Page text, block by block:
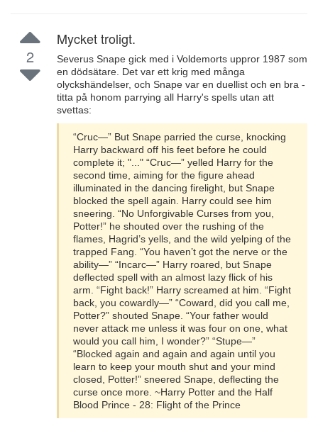
2
Mycket troligt.
Severus Snape gick med i Voldemorts uppror 1987 som
en dödsätare. Det var ett krig med många
olyckshändelser, och Snape var en duellist och en bra -
titta på honom parrying all Harry's spells utan att
svettas:
“Cruc—” But Snape parried the curse, knocking
Harry backward off his feet before he could
complete it; "..." “Cruc—” yelled Harry for the
second time, aiming for the figure ahead
illuminated in the dancing firelight, but Snape
blocked the spell again. Harry could see him
sneering. “No Unforgivable Curses from you,
Potter!” he shouted over the rushing of the
flames, Hagrid’s yells, and the wild yelping of the
trapped Fang. “You haven’t got the nerve or the
ability—” “Incarc—” Harry roared, but Snape
deflected spell with an almost lazy flick of his
arm. “Fight back!” Harry screamed at him. “Fight
back, you cowardly—” “Coward, did you call me,
Potter?” shouted Snape. “Your father would
never attack me unless it was four on one, what
would you call him, I wonder?” “Stupe—”
“Blocked again and again and again until you
learn to keep your mouth shut and your mind
closed, Potter!” sneered Snape, deflecting the
curse once more. ~Harry Potter and the Half
Blood Prince - 28: Flight of the Prince